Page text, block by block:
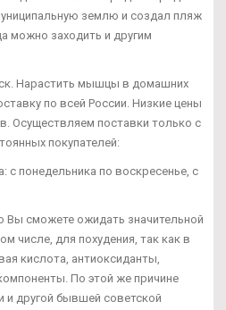
землю и создал пляж
можно заходить и другим
Нарастить мышцы в домашних
по всей России. Низкие цены
Осуществляем поставки только с
покупателей:
понедельника по воскресенье, с
Вы сможете ожидать значительной
числе, для похудения, так как в
кислота, антиоксиданты,
По этой же причине
и другой бывшей советской